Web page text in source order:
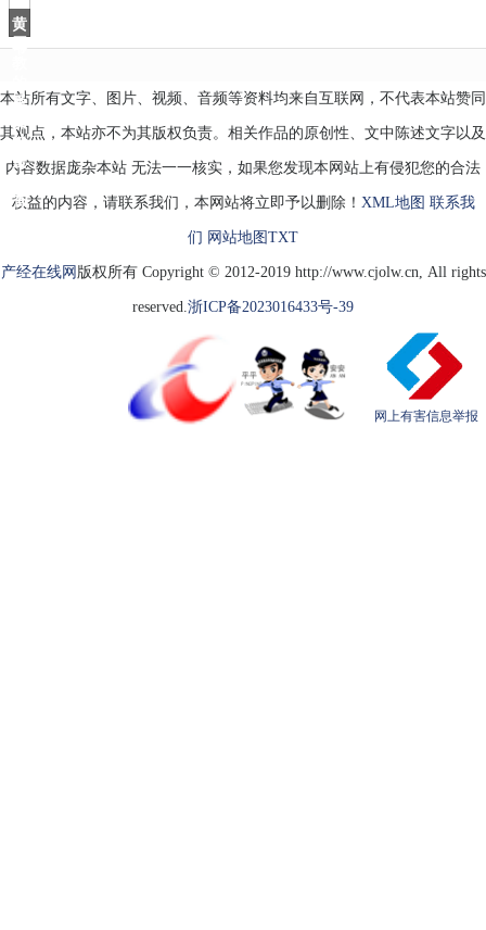
海
爷
黄
番
茄
炒
蛋
香
本站所有文字、图片、视频、音频等资料均来自互联网，不代表本站赞同
其观点，本站亦不为其版权负责。相关作品的原创性、文中陈述文字以及
内容数据庞杂本站 无法一一核实，如果您发现本网站上有侵犯您的合法
权益的内容，请联系我们，本网站将立即予以删除！ XML地图 联系我
们 网站地图 TXT
产经在线网 版权所有 Copyright © 2012-2019 http://www.cjolw.cn, All rights
reserved.浙ICP备2023016433号-39
网上有害信息举报